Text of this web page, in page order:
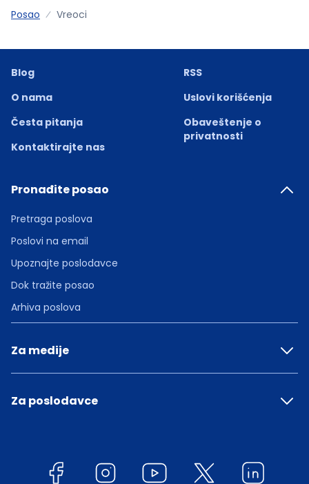
Posao Vreoci
Blog
O nama
Česta pitanja
Kontaktirajte nas
RSS
Uslovi korišćenja
Obaveštenje o
privatnosti
Pronađite posao
Pretraga poslova
Poslovi na email
Upoznajte poslodavce
Dok tražite posao
Arhiva poslova
Za medije
Za poslodavce